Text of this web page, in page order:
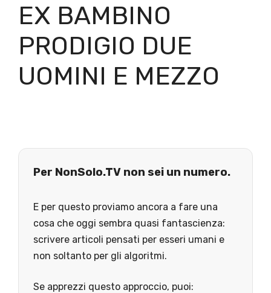
EX BAMBINO
PRODIGIO DUE
UOMINI E MEZZO
Per NonSolo.TV non sei un numero.
E per questo proviamo ancora a fare una
cosa che oggi sembra quasi fantascienza:
scrivere articoli pensati per esseri umani e
non soltanto per gli algoritmi.
Se apprezzi questo approccio, puoi: